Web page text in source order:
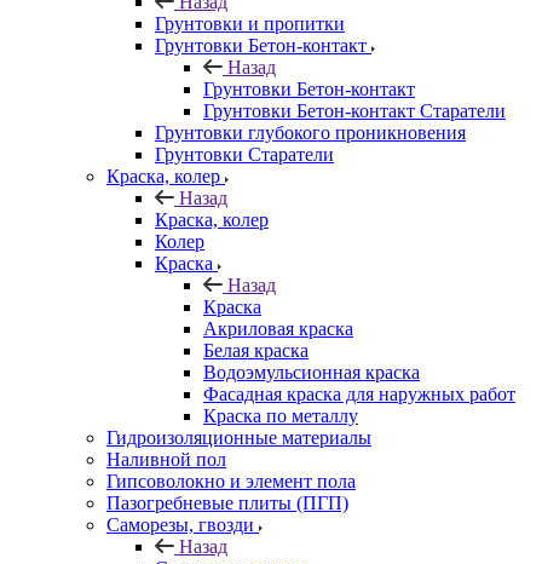
Грунтовки и пропитки
Грунтовки Бетон-контакт
Назад
Грунтовки Бетон-контакт
Грунтовки Бетон-контакт Старатели
Грунтовки глубокого проникновения
Грунтовки Старатели
Краска, колер
Назад
Краска, колер
Колер
Краска
Назад
Краска
Акриловая краска
Белая краска
Водоэмульсионная краска
Фасадная краска для наружных работ
Краска по металлу
Гидроизоляционные материалы
Наливной пол
Гипсоволокно и элемент пола
Пазогребневые плиты (ПГП)
Саморезы, гвозди
Назад